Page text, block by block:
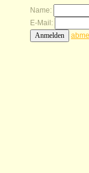
Name:
E-Mail: